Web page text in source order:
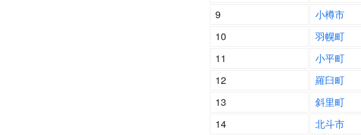
9
小樽市
10
羽幌町
11
小平町
12
羅臼町
13
斜里町
14
北斗市